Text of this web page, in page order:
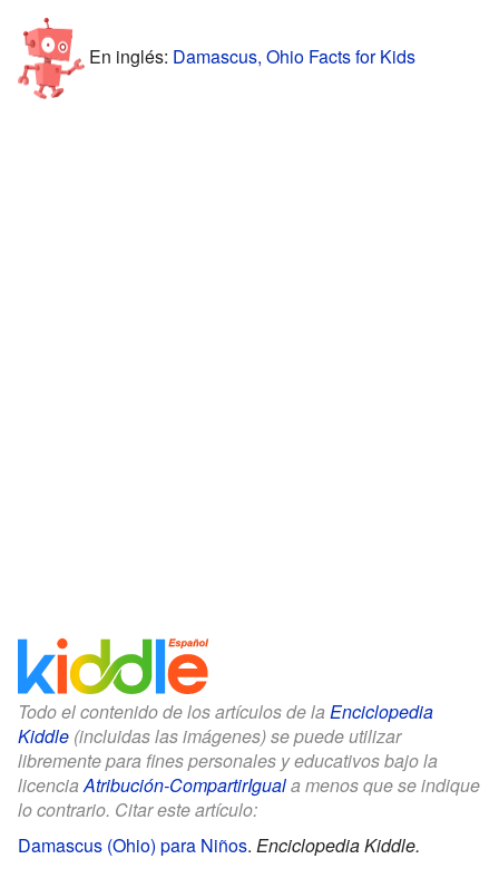
En inglés: Damascus, Ohio Facts for Kids
Todo el contenido de los artículos de la Enciclopedia
Kiddle (incluidas las imágenes) se puede utilizar
libremente para fines personales y educativos bajo la
licenciaAtribución-CompartirIguala menos que se indique
lo contrario. Citar este artículo:
Damascus (Ohio) para Niños. Enciclopedia Kiddle.